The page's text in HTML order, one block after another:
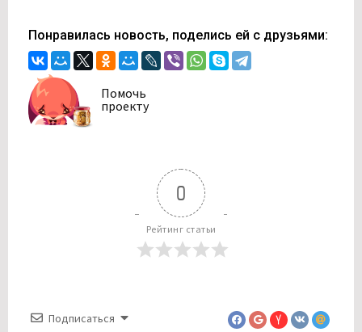
Понравилась новость, поделись ей с друзьями:
Помочь
проекту
0
Рейтинг статьи
Подписаться